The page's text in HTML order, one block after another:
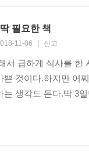
필요한 책
11-06 신고
서 급하게 식사를
쁜 것이다.하지만 어
는 생각도 든다.딱 3